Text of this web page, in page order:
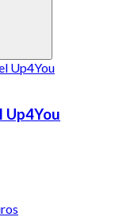
Up4You